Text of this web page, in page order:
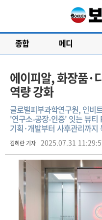
종합 메디
에이피알, 화장품·
역량 강화
글로벌피부과학연구원, 인비
'연구소-공장-인증' 잇는 뷰티
기획·개발부터 사후관리까
김혜란 기자 2025.07.31